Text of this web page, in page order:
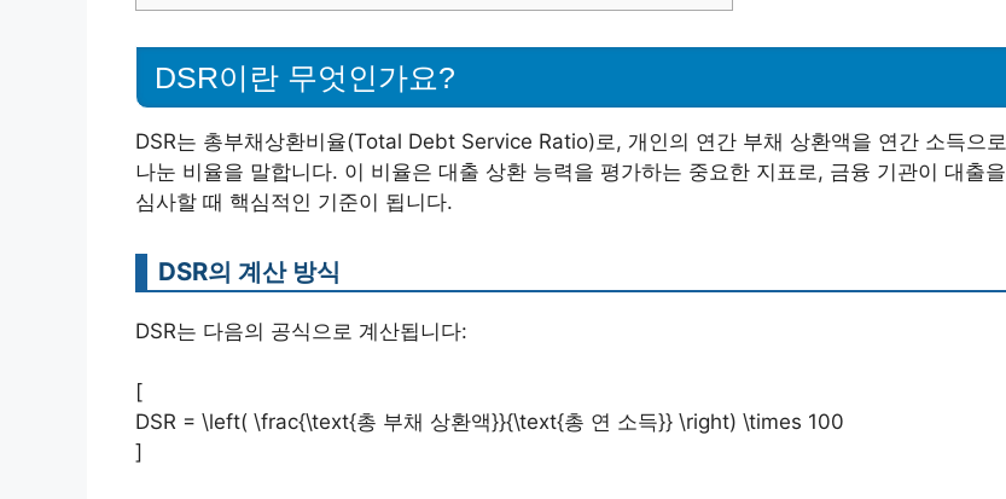
DSR이란 무엇인가요?
DSR는 총부채상환비율(Total Debt Service Ratio)로, 개인의 연간 부채 상환액을 연간 소득으로
나눈 비율을 말합니다. 이 비율은 대출 상환 능력을 평가하는 중요한 지표로, 금융 기관이 대출을
심사할 때 핵심적인 기준이 됩니다.
DSR의 계산 방식
DSR는 다음의 공식으로 계산됩니다:
[
DSR = \left( \frac{\text{총 부채 상환액}}{\text{총 연 소득}} \right) \times 100
]